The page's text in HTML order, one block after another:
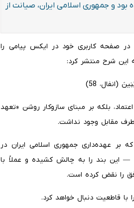
بود و جمهوری اسلامی ایران، صیانت از
در صفحه کاربری خود در ایکس پیامی را
این شرح منتشر کرد:
58)
بلکه بر مبنای سازوکار روشن «تعهد
طرف مقابل وجود نداشت.
بر عهده‌داری جمهوری اسلامی ایران در
— این بند را به چالش کشیده و عملاً با
را نقض کرده است.
با قاطعیت دنبال خواهد کرد.